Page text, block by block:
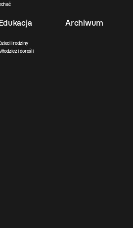
i rodziny
i dorośli
Archiwum